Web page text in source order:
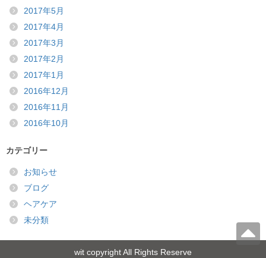
2017年5月
2017年4月
2017年3月
2017年2月
2017年1月
2016年12月
2016年11月
2016年10月
カテゴリー
お知らせ
ブログ
ヘアケア
未分類
wit copyright All Rights Reserve